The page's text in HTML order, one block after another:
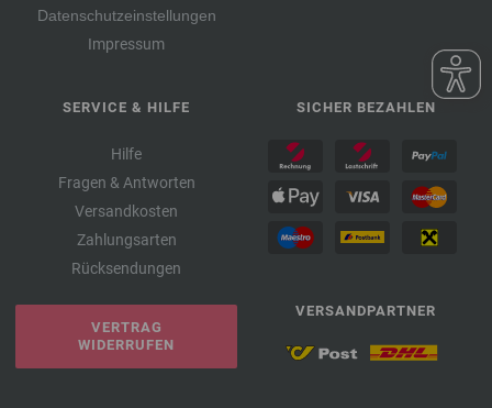
Datenschutzeinstellungen
Impressum
SERVICE & HILFE
Hilfe
Fragen & Antworten
Versandkosten
Zahlungsarten
Rücksendungen
VERTRAG
WIDERRUFEN
SICHER BEZAHLEN
VERSANDPARTNER